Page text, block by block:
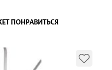
ПОНРАВИТЬСЯ